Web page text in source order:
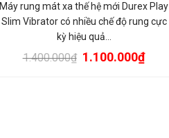
Máy rung mát xa thế hệ mới Durex Play
Slim Vibrator có nhiều chế độ rung cực
kỳ hiệu quả…
1.400.000₫ 1.100.000₫